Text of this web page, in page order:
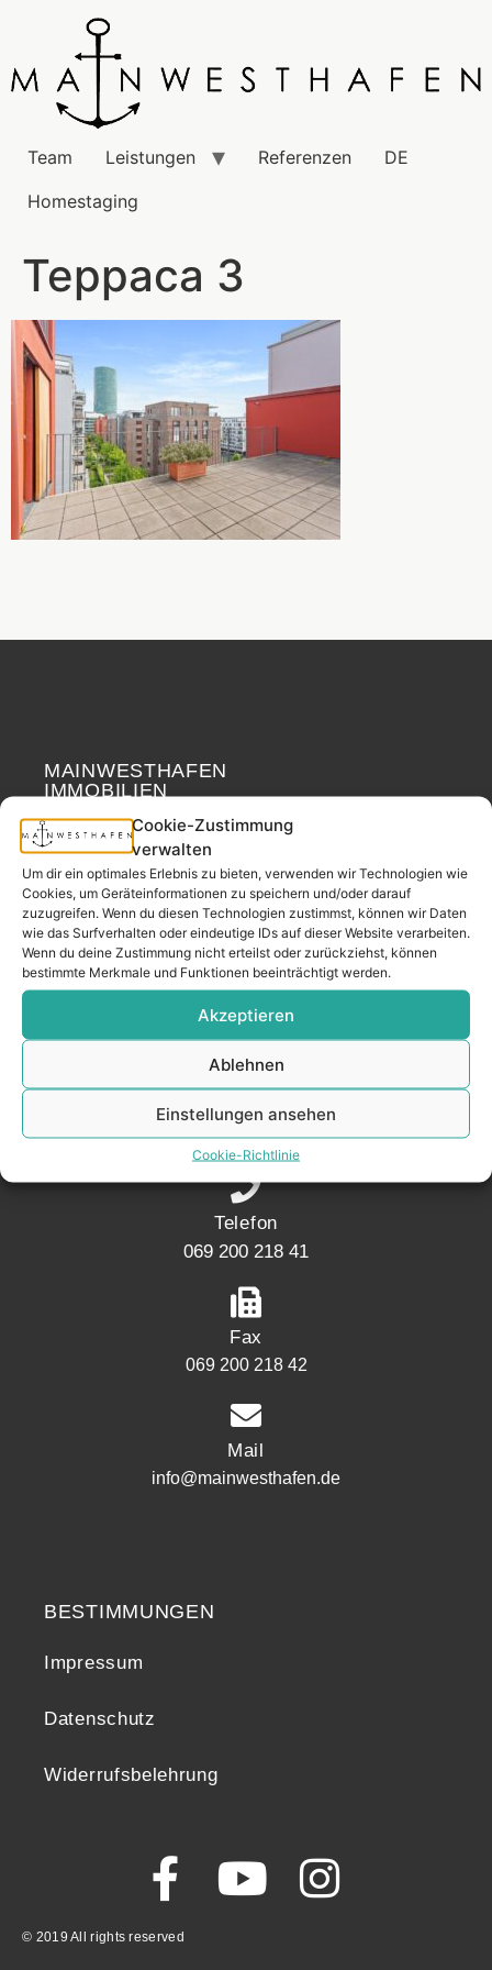
Cookie-Zustimmung
verwalten
Um dir ein optimales Erlebnis zu bieten, verwenden wir Technologien wie
Cookies, um Geräteinformationen zu speichern und/oder darauf
zuzugreifen. Wenn du diesen Technologien zustimmst, können wir Daten
wie das Surfverhalten oder eindeutige IDs auf dieser Website verarbeiten.
Wenn du deine Zustimmung nicht erteilst oder zurückziehst, können
bestimmte Merkmale und Funktionen beeinträchtigt werden.
Akzeptieren
Ablehnen
Einstellungen ansehen
Cookie-Richtlinie
Team Leistungen Referenzen
DE
Homestaging
Терраса 3
MAINWESTHAFEN
IMMOBILIEN
Ihr Immobilienpartner
aus der
Nachbarschaft.
– seit 2017.
Adresse
Mainwesthafen Immobilien Speicherstraße 5
60327 Frankfurt
Telefon
069 200 218 41
Fax
069 200 218 42
Mail
info@mainwesthafen.de
BESTIMMUNGEN
Impressum
Datenschutz
Widerrufsbelehrung
© 2019 All rights reserved